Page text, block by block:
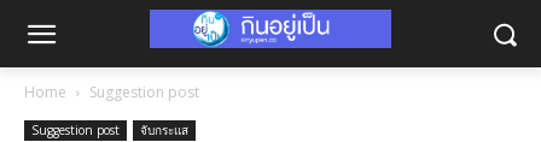
Home Suggestion post
Suggestion post จับกระแส